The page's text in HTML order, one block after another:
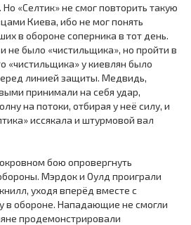
«Селтик» не смог повторить такую
Киева, ибо не мог понять
в обороне соперника в тот день.
не было «чистильщика», но пройти в
«чистильщика» у киевлян было
линией защиты. Медвидь,
принимали на себя удар,
на потоки, отбирая у неё силу, и
иссякала и штурмовой вал
бою опровергнуть
Мэрдок и Оулд проиграли
уходя вперёд вместе с
в обороне. Нападающие не смогли
продемонстрировали